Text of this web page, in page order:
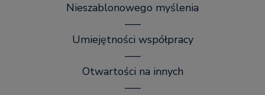
Nieszablonowego myślenia
–––
Umiejętności współpracy
–––
Otwartości na innych
–––